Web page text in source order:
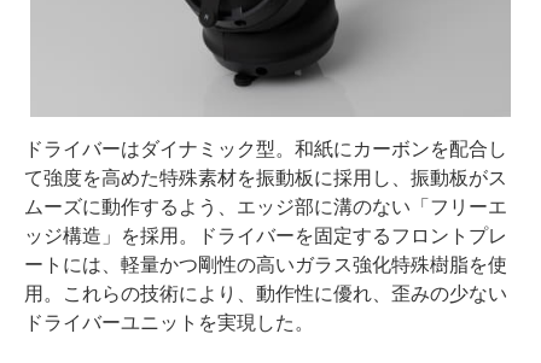
ドライバーはダイナミック型。和紙にカーボンを配合し
て強度を高めた特殊素材を振動板に採用し、振動板がス
ムーズに動作するよう、エッジ部に溝のない「フリーエ
ッジ構造」を採用。ドライバーを固定するフロントプレ
ートには、軽量かつ剛性の高いガラス強化特殊樹脂を使
用。これらの技術により、動作性に優れ、歪みの少ない
ドライバーユニットを実現した。